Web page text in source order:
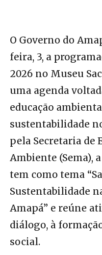
O Governo do
feira, 3, a
2026 no Museu
uma agenda
educação
sustentabilidade
pela Secretaria de
Ambiente (Sema),
tem como tema
Sustentabilidade
Amapá” e reúne
diálogo, à
social.